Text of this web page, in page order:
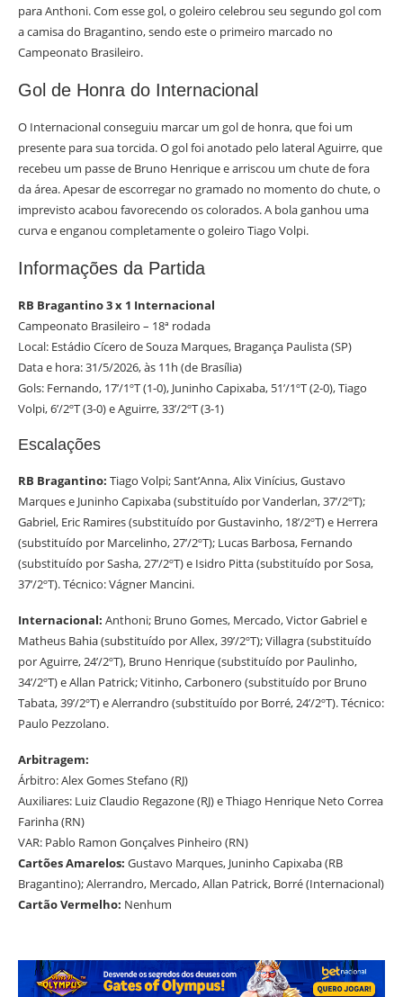
para Anthoni. Com esse gol, o goleiro celebrou seu segundo gol com
a camisa do Bragantino, sendo este o primeiro marcado no
Campeonato Brasileiro.
Gol de Honra do Internacional
O Internacional conseguiu marcar um gol de honra, que foi um
presente para sua torcida. O gol foi anotado pelo lateral Aguirre, que
recebeu um passe de Bruno Henrique e arriscou um chute de fora
da área. Apesar de escorregar no gramado no momento do chute, o
imprevisto acabou favorecendo os colorados. A bola ganhou uma
curva e enganou completamente o goleiro Tiago Volpi.
Informações da Partida
RB Bragantino 3 x 1 Internacional
Campeonato Brasileiro – 18ª rodada
Local: Estádio Cícero de Souza Marques, Bragança Paulista (SP)
Data e hora: 31/5/2026, às 11h (de Brasília)
Gols: Fernando, 17’/1ºT (1-0), Juninho Capixaba, 51’/1ºT (2-0), Tiago
Volpi, 6’/2ºT (3-0) e Aguirre, 33’/2ºT (3-1)
Escalações
RB Bragantino: Tiago Volpi; Sant’Anna, Alix Vinícius, Gustavo
Marques e Juninho Capixaba (substituído por Vanderlan, 37’/2ºT);
Gabriel, Eric Ramires (substituído por Gustavinho, 18’/2ºT) e Herrera
(substituído por Marcelinho, 27’/2ºT); Lucas Barbosa, Fernando
(substituído por Sasha, 27’/2ºT) e Isidro Pitta (substituído por Sosa,
37’/2ºT). Técnico: Vágner Mancini.
Internacional: Anthoni; Bruno Gomes, Mercado, Victor Gabriel e
Matheus Bahia (substituído por Allex, 39’/2ºT); Villagra (substituído
por Aguirre, 24’/2ºT), Bruno Henrique (substituído por Paulinho,
34’/2ºT) e Allan Patrick; Vitinho, Carbonero (substituído por Bruno
Tabata, 39’/2ºT) e Alerrandro (substituído por Borré, 24’/2ºT). Técnico:
Paulo Pezzolano.
Arbitragem:
Árbitro: Alex Gomes Stefano (RJ)
Auxiliares: Luiz Claudio Regazone (RJ) e Thiago Henrique Neto Correa
Farinha (RN)
VAR: Pablo Ramon Gonçalves Pinheiro (RN)
Cartões Amarelos: Gustavo Marques, Juninho Capixaba (RB
Bragantino); Alerrandro, Mercado, Allan Patrick, Borré (Internacional)
Cartão Vermelho: Nenhum